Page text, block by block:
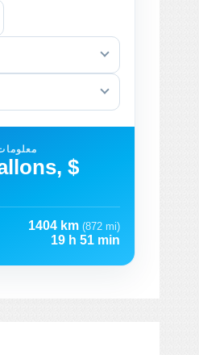
$
1404 km (872 mi)
19 h 51 min